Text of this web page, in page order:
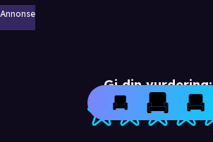
Annonse
Gi din vurdering: